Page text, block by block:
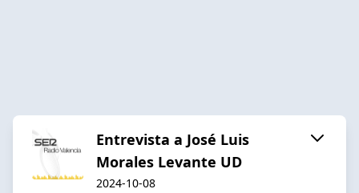
Entrevista a José Luis
Morales Levante UD
2024-10-08